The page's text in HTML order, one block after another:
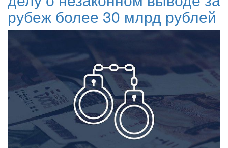
рубеж более 30 млрд рублей